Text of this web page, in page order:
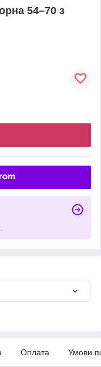
54–70 з
Оплата Умови